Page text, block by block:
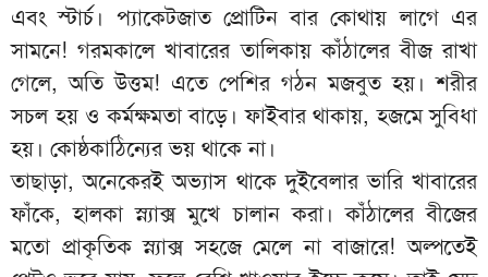
এবং স্টার্চ। প্যাকেটজাত প্রোটিন বার কোথায় লাগে এর
সামনে! গরমকালে খাবারের তালিকায় কাঁঠালের বীজ রাখা
গেলে, অতি উত্তম! এতে পেশির গঠন মজবুত হয়। শরীর
সচল হয় ও কর্মক্ষমতা বাড়ে। ফাইবার থাকায়, হজমে সুবিধা
হয়। কোষ্ঠকাঠিন্যের ভয় থাকে না।
তাছাড়া, অনেকেরই অভ্যাস থাকে দুইবেলার ভারি খাবারের
ফাঁকে, হালকা স্ন্যাক্স মুখে চালান করা। কাঁঠালের বীজের
মতো প্রাকৃতিক স্ন্যাক্স সহজে মেলে না বাজারে! অল্পতেই